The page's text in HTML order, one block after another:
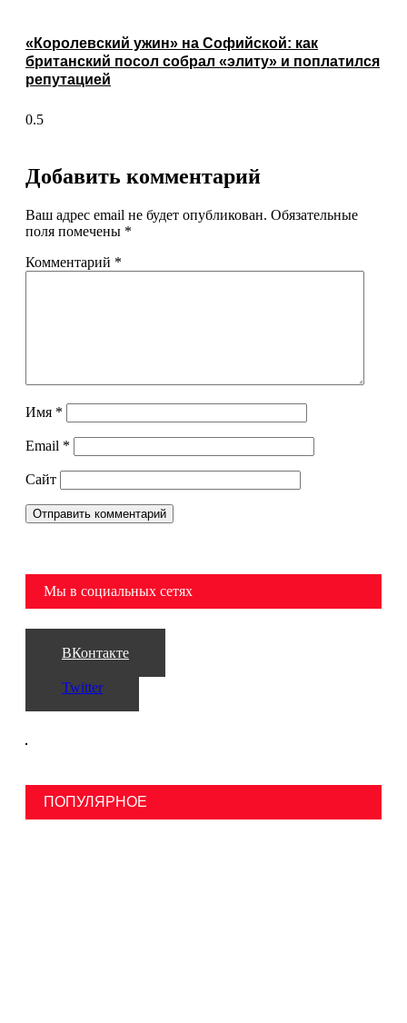
«Королевский ужин» на Софийской: как
британский посол собрал «элиту» и поплатился
репутацией
Добавить комментарий
Ваш адрес email не будет опубликован. Обязательные
поля помечены *
Комментарий *
Имя *
Email *
Сайт
Мы в социальных сетях
ВКонтакте
Twitter
ПОПУЛЯРНОЕ